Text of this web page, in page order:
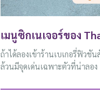
เมนูซิกเนเจอร์ของ
ถ้าได้ลองเข้าร้านเบเกอรี่ฟิวชั
ล้วนมีจุดเด่นเฉพาะตัวที่น่าลอ